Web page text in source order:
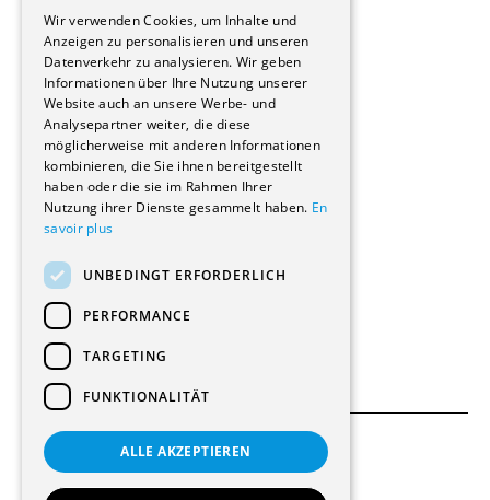
Immobilienverwaltungsgesellschaften
Stockwerkeigentum
Reportagen
Wohnungen
Renovierungen
Innere Umbauten
Gastgewerbe und Tourismus
Verwaltungsgebäude und Geschäfte
Schuleinrichtungen
Medizinische Einrichtungen
Kultur - Sport - Freizeit
Industrie - Handwerk
Transport und Parkplätze
Diverse Bauten
Allgemeine Bedingungen
Wir verwenden Cookies, um Inhalte und
Anzeigen zu personalisieren und unseren
Datenverkehr zu analysieren. Wir geben
Informationen über Ihre Nutzung unserer
Website auch an unsere Werbe- und
Analysepartner weiter, die diese
möglicherweise mit anderen Informationen
kombinieren, die Sie ihnen bereitgestellt
haben oder die sie im Rahmen Ihrer
Nutzung ihrer Dienste gesammelt haben. En
savoir plus
UNBEDINGT ERFORDERLICH
PERFORMANCE
TARGETING
FUNKTIONALITÄT
ALLE AKZEPTIEREN